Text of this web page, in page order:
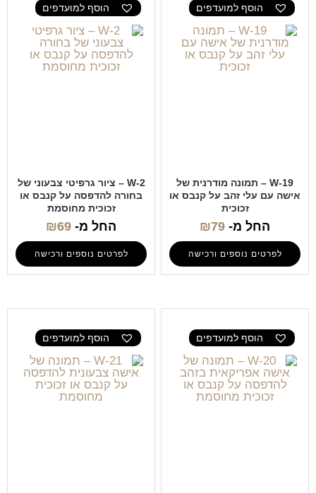
הוסף למועדפים
W-19 – תמונה מודרנית של
אישה עם עלי זהב על קנבס או
זכוכית
החל מ- ₪79
לפרטים נוספים ורכישה
הוסף למועדפים
W-2 – ציור גרפיטי צבעוני של
בחורה להדפסה על קנבס או
זכוכית מחוסמת
החל מ- ₪69
לפרטים נוספים ורכישה
הוסף למועדפים הוסף למועדפים